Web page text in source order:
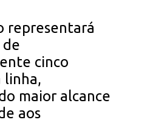
representará
de
cinco
linha,
maior alcance
aos